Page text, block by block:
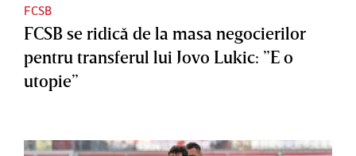
FCSB
FCSB se ridică de la masa negocierilor
pentru transferul lui Jovo Lukic: ”E o
utopie”